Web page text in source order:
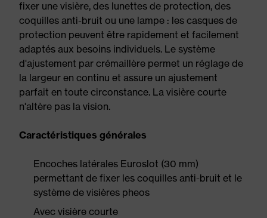
fixer une visière, des lunettes de protection, des
coquilles anti-bruit ou une lampe : les casques de
protection peuvent être rapidement et facilement
adaptés aux besoins individuels. Le système
d'ajustement par crémaillère permet un réglage de
la largeur en continu et assure un ajustement
parfait en toute circonstance. La visière courte
n'altère pas la vision.
Caractéristiques générales
Encoches latérales Euroslot (30 mm)
permettant de fixer les coquilles anti-bruit et le
système de visières pheos
Avec visière courte